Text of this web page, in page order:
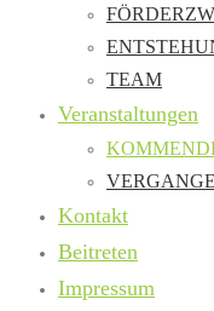
TEAM
Veranstaltungen
Kontakt
Beitreten
Impressum